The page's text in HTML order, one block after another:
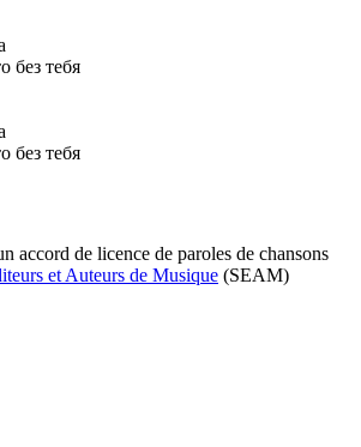
без тебя
без тебя
accord de licence de paroles de chansons
et Auteurs de Musique (SEAM)